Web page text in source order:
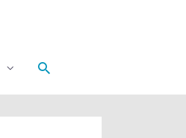
Rechercher